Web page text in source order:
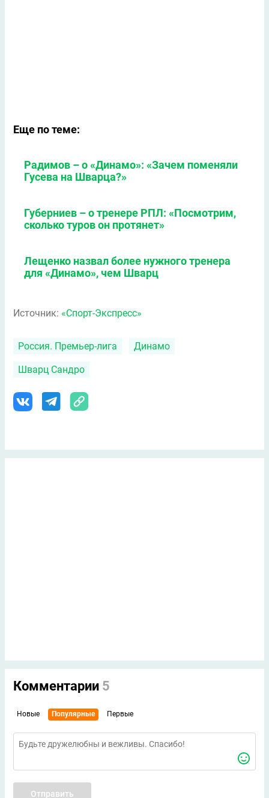
Еще по теме:
Радимов – о «Динамо»: «Зачем поменяли
Гусева на Шварца?»
Губерниев – о тренере РПЛ: «Посмотрим,
сколько туров он протянет»
Лещенко назвал более нужного тренера
для «Динамо», чем Шварц
Источник: «Спорт-Экспресс»
Россия. Премьер-лига Динамо
Шварц Сандро
Комментарии 5
Новые Популярные Первые
Отправить